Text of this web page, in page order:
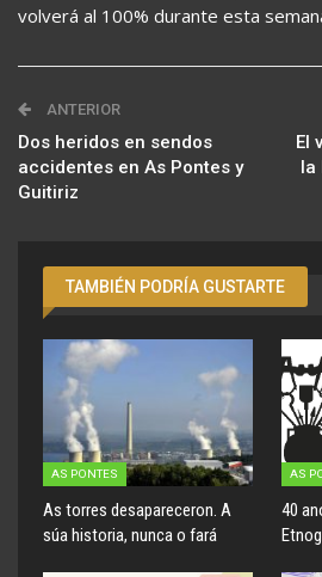
volverá al 100% durante esta
ANTERIOR
Dos heridos en sendos
accidentes en As Pontes y
Guitiriz
El
la
TAMBIÉN PODRÍA GUSTARTE
AS PONTES
As torres desapareceron. A
súa historia, nunca o fará
AS
40